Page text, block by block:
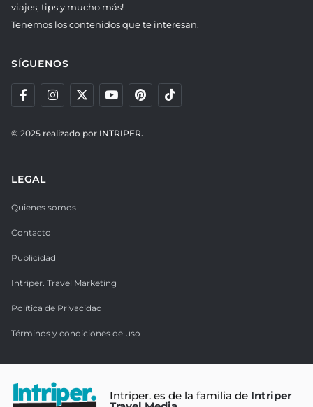
viajes, tips y mucho más!
Tenemos los contenidos que te interesan.
SÍGUENOS
© 2025 realizado por INTRIPER.
LEGAL
Quienes somos
Contacto
Publicidad
Intriper. Travel Marketing
Política de Privacidad
Términos y condiciones de uso
Intriper. es de la familia de Intriper